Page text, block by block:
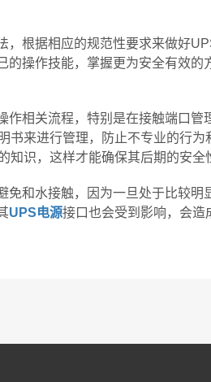
，根据相应的规范性要求来做好
的操作技能，掌握更为安全有效的
相关流程，特别是在接触端口管
书来进行管理，防止不专业的行为
知识，这样才能确保其后期的安全
免和水接触，因为一旦处于比较明
UPS电源接口也会受到影响，会造